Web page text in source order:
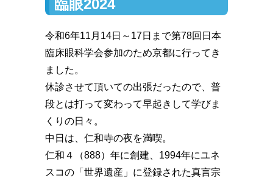
臨眼2024
令和6年11月14日～17日まで第78回日本
臨床眼科学会参加のため京都に行ってき
ました。
休診させて頂いての出張だったので、普
段とは打って変わって早起きして学びま
くりの日々。
中日は、仁和寺の夜を満喫。
仁和４（888）年に創建、1994年にユネ
スコの「世界遺産」に登録された真言宗